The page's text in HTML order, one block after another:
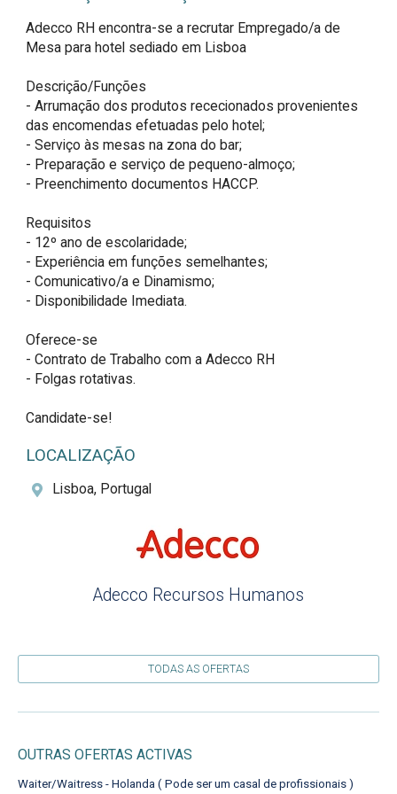
Adecco RH encontra-se a recrutar Empregado/a de
Mesa para hotel sediado em Lisboa
Descrição/Funções
- Arrumação dos produtos rececionados provenientes
das encomendas efetuadas pelo hotel;
- Serviço às mesas na zona do bar;
- Preparação e serviço de pequeno-almoço;
- Preenchimento documentos HACCP.
Requisitos
- 12º ano de escolaridade;
- Experiência em funções semelhantes;
- Comunicativo/a e Dinamismo;
- Disponibilidade Imediata.
Oferece-se
- Contrato de Trabalho com a Adecco RH
- Folgas rotativas.
Candidate-se!
LOCALIZAÇÃO
Lisboa, Portugal
Adecco Recursos Humanos
TODAS AS OFERTAS
OUTRAS OFERTAS ACTIVAS
Waiter/Waitress - Holanda ( Pode ser um casal de profissionais )